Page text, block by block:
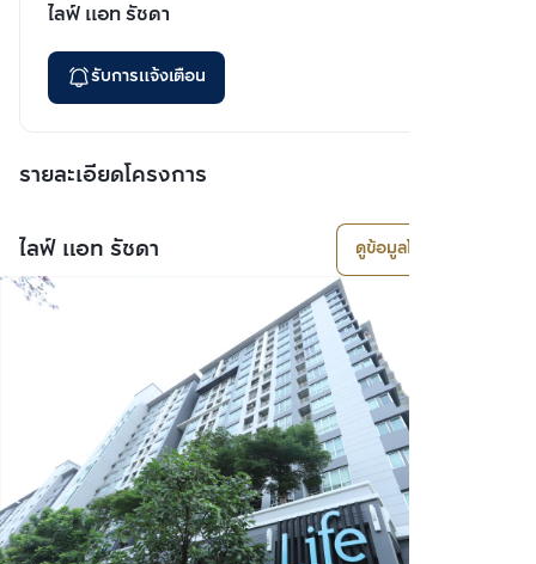
ไลฟ์ แอท รัชดา
รับการแจ้งเตือน
รายละเอียดโครงการ
ไลฟ์ แอท รัชดา ดูข้อมูลโครงการ